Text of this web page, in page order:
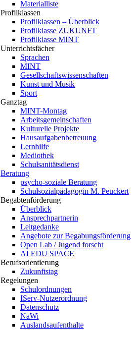
Materialliste
Profilklassen
Profilklassen – Überblick
Profilklasse ZUKUNFT
Profilklasse MINT
Unterrichtsfächer
Sprachen
MINT
Gesellschaftswissenschaften
Kunst und Musik
Sport
Ganztag
MINT-Montag
Arbeitsgemeinschaften
Kulturelle Projekte
Hausaufgabenbetreuung
Lernhilfe
Mediothek
Schulsanitätsdienst
Beratung
psycho-soziale Beratung
Schulsozialpädagogin M. Peuckert
Begabtenförderung
Überblick
Ansprechpartnerin
Leitgedanke
Angebote zur Begabungsförderung
Open Lab / Jugend forscht
AI EDU SPACE
Berufsorientierung
Zukunftstag
Regelungen
Schulordnungen
IServ-Nutzerordnung
Datenschutz
NaWi
Auslandsaufenthalte